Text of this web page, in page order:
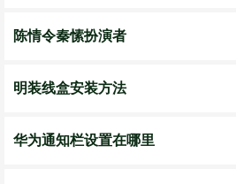
陈情令秦愫扮演者
明装线盒安装方法
华为通知栏设置在哪里